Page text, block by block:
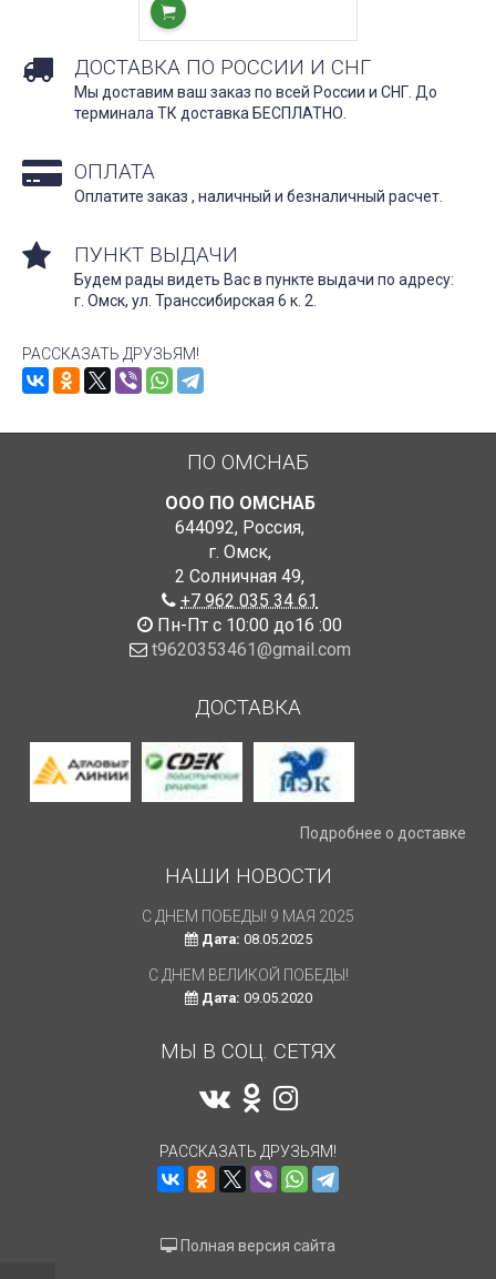
ДОСТАВКА ПО РОССИИ И СНГ
Мы доставим ваш заказ по всей России и СНГ. До
терминала ТК доставка БЕСПЛАТНО.
ОПЛАТА
Оплатите заказ , наличный и безналичный расчет.
ПУНКТ ВЫДАЧИ
Будем рады видеть Вас в пункте выдачи по адресу:
г. Омск, ул. Транссибирская 6 к. 2.
РАССКАЗАТЬ ДРУЗЬЯМ!
ПО ОМСНАБ
ООО ПО ОМСНАБ
644092, Россия,
г. Омск,
2 Солничная 49,
+7 962 035 34 61
Пн-Пт с 10:00 до16 :00
t9620353461@gmail.com
ДОСТАВКА
Подробнее о доставке
НАШИ НОВОСТИ
С ДНЕМ ПОБЕДЫ! 9 МАЯ 2025
Дата: 08.05.2025
С ДНЕМ ВЕЛИКОЙ ПОБЕДЫ!
Дата: 09.05.2020
МЫ В СОЦ. СЕТЯХ
РАССКАЗАТЬ ДРУЗЬЯМ!
Полная версия сайта